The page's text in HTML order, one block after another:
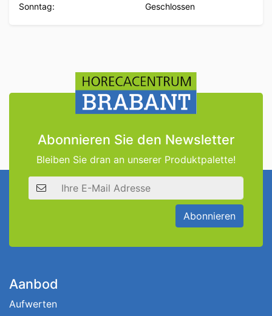
Sonntag:
Geschlossen
Abonnieren Sie den Newsletter
Bleiben Sie dran an unserer Produktpalette!
E-Mail Adresse
Abonnieren
Aanbod
Aufwerten